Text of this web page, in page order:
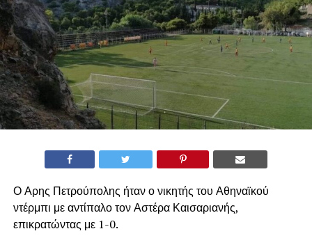
Ο Αρης Πετρούπολης ήταν ο νικητής του Αθηναϊκού
ντέρμπι με αντίπαλο τον Αστέρα Καισαριανής,
επικρατώντας με 1-0.